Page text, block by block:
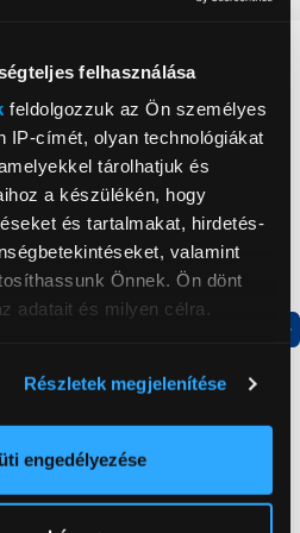
felhasználása
feldolgozzuk az Ön személyes
IP-címét, olyan technológiákat
tárolhatjuk és
a készülékén, hogy
és tartalmakat, hirdetés-
valamint
Önnek. Ön dönt
adatait és milyen célra.
méteres pontossággal
beazonosítása annak konkrét
Részletek megjelenítése
engedélyezése
ajánljuk
újratölthető
akkumulátor, 4xAA
9 999 Ft